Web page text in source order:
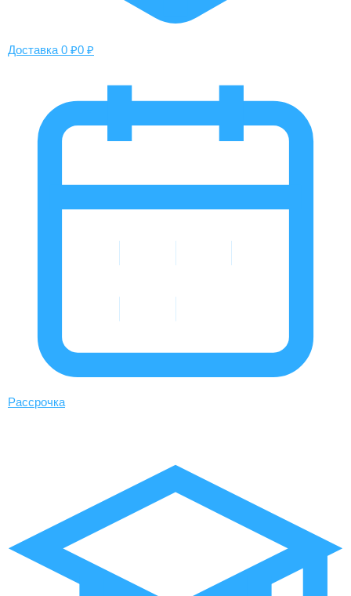
Доставка 0 ₽0 ₽
Рассрочка